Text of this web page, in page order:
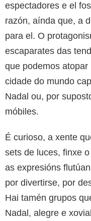
espectadores e el
razón, aínda que, a
para el. O
escaparates das
que podemos
cidade do mundo
Nadal ou, por
móbiles.
É curioso, a xente
sets de luces, finxe
as expresións
por divertirse, por
Hai tamén grupos
Nadal, alegre e